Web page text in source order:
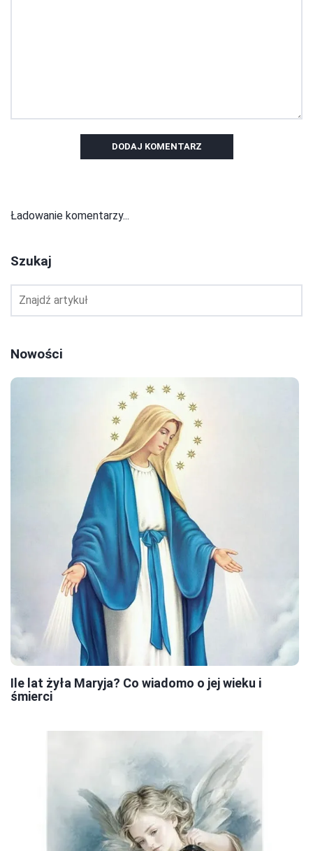
DODAJ KOMENTARZ
Ładowanie komentarzy...
Szukaj
Nowości
Ile lat żyła Maryja? Co wiadomo o jej wieku i
śmierci